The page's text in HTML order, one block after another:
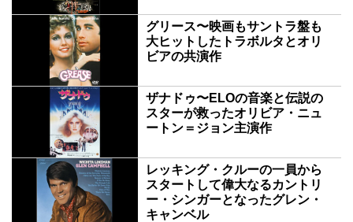
グリース〜映画もサントラ盤も
大ヒットしたトラボルタとオリ
ビアの共演作
ザナドゥ〜ELOの音楽と伝説の
スターが救ったオリビア・ニュ
ートン＝ジョン主演作
レッキング・クルーの一員から
スタートして偉大なるカントリ
ー・シンガーとなったグレン・
キャンベル